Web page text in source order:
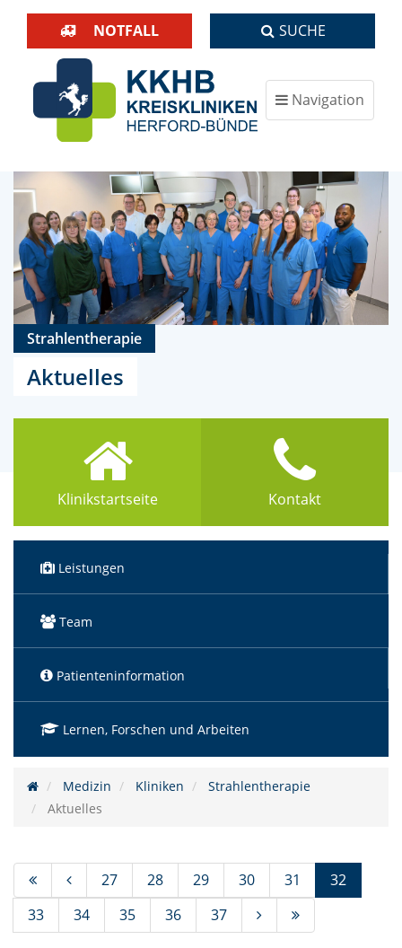
NOTFALL SUCHE
Navigation
ein-/ausblenden
Strahlentherapie
Aktuelles
Klinikstartseite Kontakt
Leistungen
Team
Patienteninformation
Lernen, Forschen und Arbeiten
Medizin Kliniken
Strahlentherapie
Aktuelles
27 28 29 30 31 32
33
34 35 36 37